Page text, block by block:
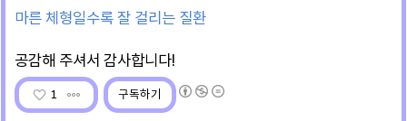
마른 체형일수록 잘 걸리는 질환
1 구독하기